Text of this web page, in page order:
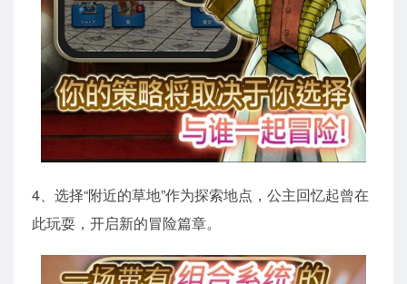
4、选择“附近的草地”作为探索地点，公主回忆起曾在
此玩耍，开启新的冒险篇章。